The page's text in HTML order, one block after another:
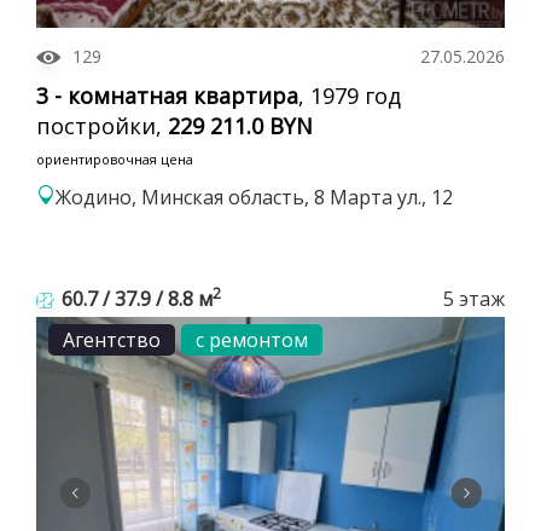
129 27.05.2026
3 - комнатная квартира, 1979 год
постройки, 229 211.0 BYN
ориентировочная цена
Жодино, Минская область, 8 Марта ул., 12
60.7 / 37.9 / 8.8 м2
5 этаж
Агентство
с ремонтом